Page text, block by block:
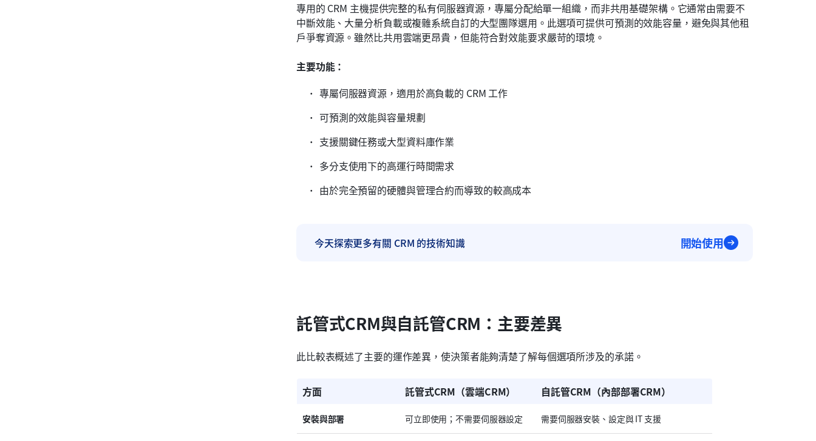
專用的 CRM 主機提供完整的私有伺服器資源，專屬分配給單一組織，而非共用基礎架構。它通常由需要不
中斷效能、大量分析負載或複雜系統自訂的大型團隊選用。此選項可提供可預測的效能容量，避免與其他租
戶爭奪資源。雖然比共用雲端更昂貴，但能符合對效能要求嚴苛的環境。
主要功能：
專屬伺服器資源，適用於高負載的 CRM 工作
可預測的效能與容量規劃
支援關鍵任務或大型資料庫作業
多分支使用下的高運行時間需求
由於完全預留的硬體與管理合約而導致的較高成本
今天探索更多有關 CRM 的技術知識 開始使用
託管式CRM與自託管CRM：主要差異
此比較表概述了主要的運作差異，使決策者能夠清楚了解每個選項所涉及的承諾。
方面 託管式CRM（雲端CRM） 自託管CRM（內部部署CRM）
安裝與部署 可立即使用；不需要伺服器設定 需要伺服器安裝、設定與 IT 支援